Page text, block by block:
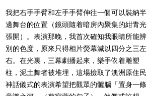
我把右手手臂和左手手臂伸往一個可以裝納半
邊舞台的位置（鏡頭隨着暗房內聚集的紺青光
張開）。表演那晚，我首次確知我眼睛所能辨
別的色度，原來只得相片熒幕減以四分之三左
右。在光裏，三幕劇播起來，樂手依着雕塑
柱，泥土舞者被堆埋，這場撿取了澳洲原住民
神話儀式的表演希望把觀眾的髗腦「置身一條